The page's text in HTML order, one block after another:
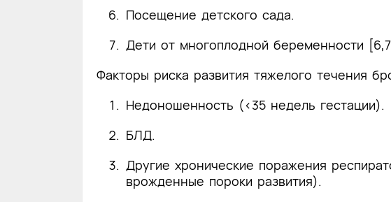
Посещение детского сада.
Дети от многоплодной беременности
Факторы риска развития тяжелого течения
Недоношенность (<35 недель гестации).
БЛД.
Другие хронические поражения
врожденные пороки развития).